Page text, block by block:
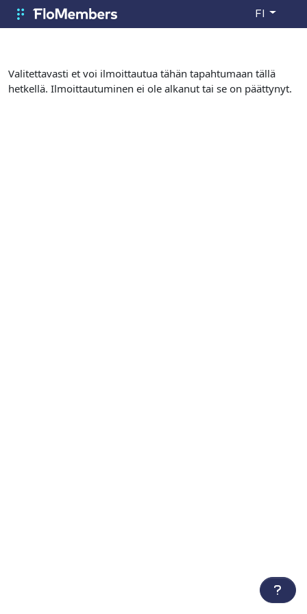
FloMembers FI
Valitettavasti et voi ilmoittautua tähän tapahtumaan tällä
hetkellä. Ilmoittautuminen ei ole alkanut tai se on päättynyt.